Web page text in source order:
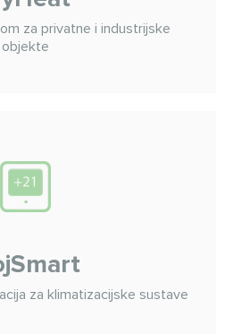
za privatne i industrijske
objekte
za klimatizacijske sustave